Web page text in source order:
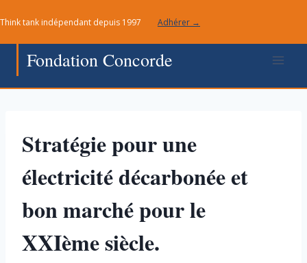
au
contenu
Think tank indépendant depuis 1997 Adhérer →
Fondation Concorde
Stratégie pour une
électricité décarbonée et
bon marché pour le
XXIème siècle.